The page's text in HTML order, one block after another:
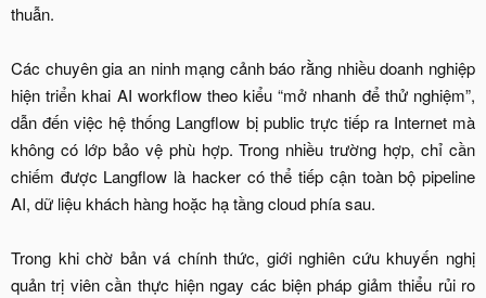
thuẫn.
Các chuyên gia an ninh mạng cảnh báo rằng nhiều doanh nghiệp
hiện triển khai AI workflow theo kiểu “mở nhanh để thử nghiệm”,
dẫn đến việc hệ thống Langflow bị public trực tiếp ra Internet mà
không có lớp bảo vệ phù hợp. Trong nhiều trường hợp, chỉ cần
chiếm được Langflow là hacker có thể tiếp cận toàn bộ pipeline
AI, dữ liệu khách hàng hoặc hạ tầng cloud phía sau.
Trong khi chờ bản vá chính thức, giới nghiên cứu khuyến nghị
quản trị viên cần thực hiện ngay các biện pháp giảm thiểu rủi ro